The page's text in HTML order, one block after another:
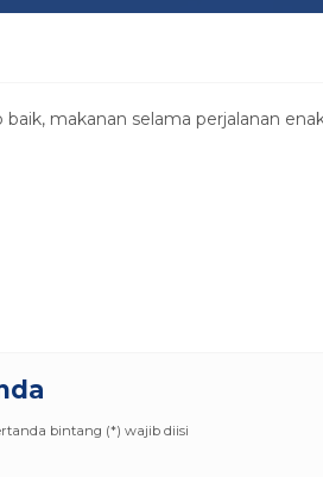
makanan selama perjalanan
bintang (*) wajib diisi